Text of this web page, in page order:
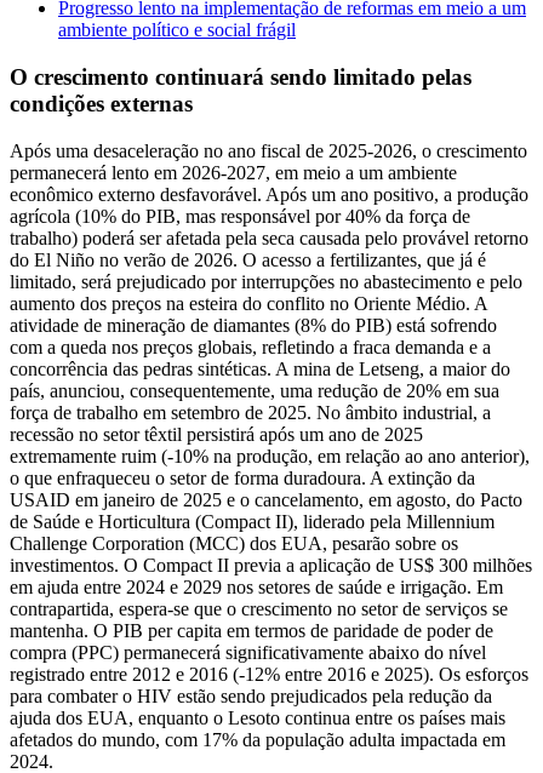
Progresso lento na implementação de reformas em meio a um
ambiente político e social frágil
O crescimento continuará sendo limitado pelas
condições externas
Após uma desaceleração no ano fiscal de 2025-2026, o crescimento
permanecerá lento em 2026-2027, em meio a um ambiente
econômico externo desfavorável. Após um ano positivo, a produção
agrícola (10% do PIB, mas responsável por 40% da força de
trabalho) poderá ser afetada pela seca causada pelo provável retorno
do El Niño no verão de 2026. O acesso a fertilizantes, que já é
limitado, será prejudicado por interrupções no abastecimento e pelo
aumento dos preços na esteira do conflito no Oriente Médio. A
atividade de mineração de diamantes (8% do PIB) está sofrendo
com a queda nos preços globais, refletindo a fraca demanda e a
concorrência das pedras sintéticas. A mina de Letseng, a maior do
país, anunciou, consequentemente, uma redução de 20% em sua
força de trabalho em setembro de 2025. No âmbito industrial, a
recessão no setor têxtil persistirá após um ano de 2025
extremamente ruim (-10% na produção, em relação ao ano anterior),
o que enfraqueceu o setor de forma duradoura. A extinção da
USAID em janeiro de 2025 e o cancelamento, em agosto, do Pacto
de Saúde e Horticultura (Compact II), liderado pela Millennium
Challenge Corporation (MCC) dos EUA, pesarão sobre os
investimentos. O Compact II previa a aplicação de US$ 300 milhões
em ajuda entre 2024 e 2029 nos setores de saúde e irrigação. Em
contrapartida, espera-se que o crescimento no setor de serviços se
mantenha. O PIB per capita em termos de paridade de poder de
compra (PPC) permanecerá significativamente abaixo do nível
registrado entre 2012 e 2016 (-12% entre 2016 e 2025). Os esforços
para combater o HIV estão sendo prejudicados pela redução da
ajuda dos EUA, enquanto o Lesoto continua entre os países mais
afetados do mundo, com 17% da população adulta impactada em
2024.